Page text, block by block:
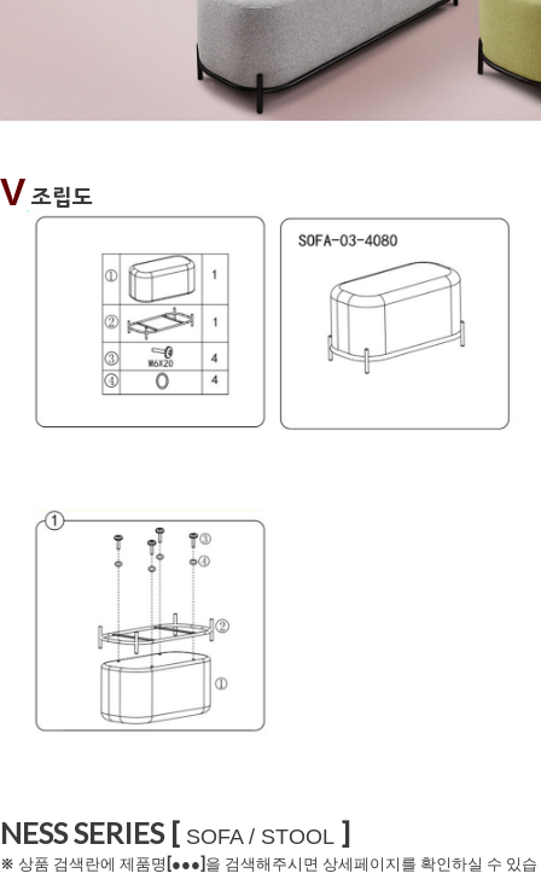
V 조립도
NESS SERIES [ SOFA / STOOL ]
※ 상품 검색란에 제품명 [●●●] 을 검색해주시면 상세페이지를 확인하실 수 있습